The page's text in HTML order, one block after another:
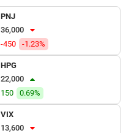
PNJ
36,000
-450
-1.23%
HPG
22,000
150
0.69%
VIX
13,600